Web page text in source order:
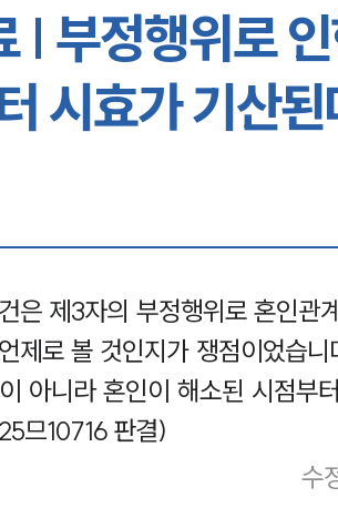
| 부정행위로
시효가 기산
은 제3자의 부정행위로 혼인관
제로 볼 것인지가 쟁점이었습
아니라 혼인이 해소된 시점부
므10716 판결)
수